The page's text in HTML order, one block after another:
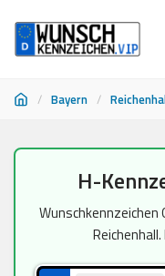
/ Bayern /
springen
H-
Wunschkennzeichen